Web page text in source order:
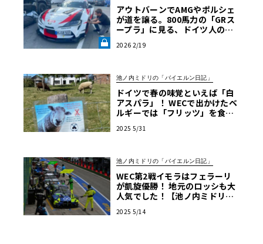
アウトバーンでAMGやポルシェ
が道を譲る。800馬力の「GRス
ープラ」に見る、ドイツ人の日
ム】《LE VOLANT LAB》
2026 2/19
池ノ内ミドリの「バイエルン日記」
ドイツで春の味覚といえば「白
アスパラ」！ WECで出かけたベ
ルギーでは「フリッツ」を食べ
リのジャーマン日記】
2025 5/31
池ノ内ミドリの「バイエルン日記」
WEC第2戦イモラはフェラーリ
が凱旋優勝！ 地元のロッシも大
人気でした！【池ノ内ミドリの
2025 5/14